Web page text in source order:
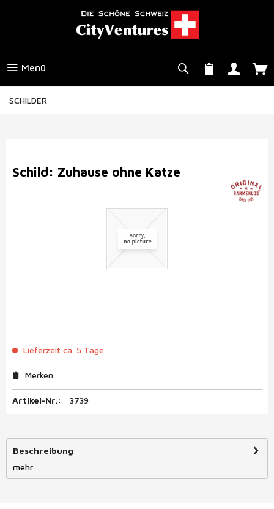
Menü
SCHILDER
Schild: Zuhause ohne Katze
Lieferzeit ca. 5 Tage
Merken
Artikel-Nr.: 3739
Beschreibung
mehr